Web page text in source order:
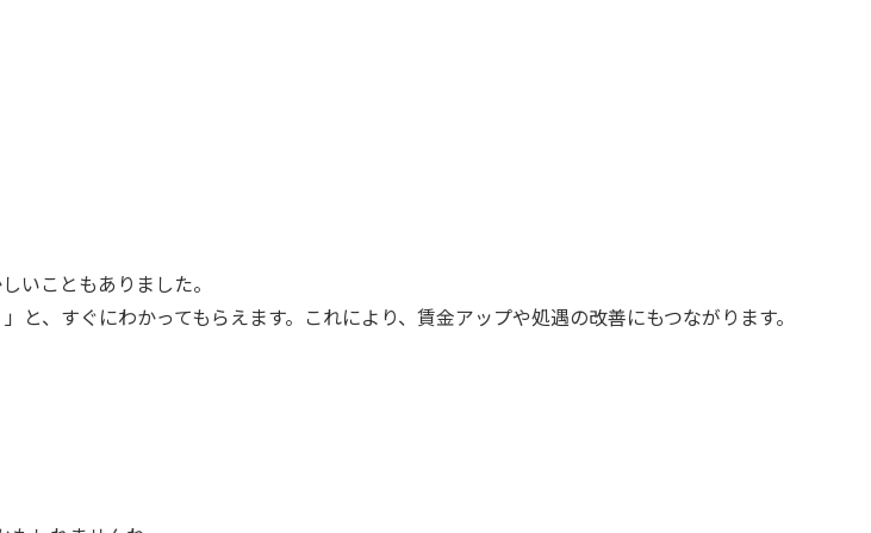
いこともありました。
、すぐにわかってもらえます。これにより、賃金アップや処遇の改善にもつながります。